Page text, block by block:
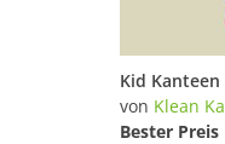
von Klean
Bester Preis